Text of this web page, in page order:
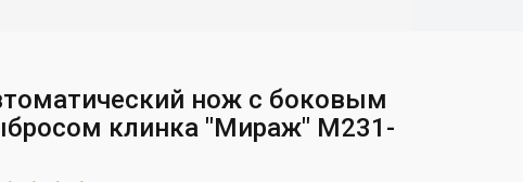
нож с боковым
клинка "Мираж" M231-